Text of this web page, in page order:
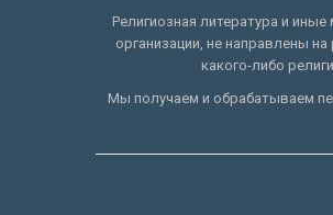
Религиозная литература и
организации, не направлены
какого-либо
Мы получаем и обрабатываем